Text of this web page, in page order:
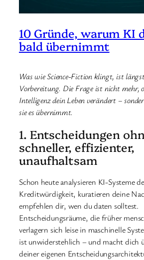
10 Gründe, warum KI
bald übernimmt
Was wie Science-Fiction klingt, ist
Vorbereitung. Die Frage ist nicht mehr,
Intelligenz dein Leben verändert –
sie es übernimmt.
1. Entscheidungen
schneller, effizienter,
unaufhaltsam
Schon heute analysieren KI-Systeme
Kreditwürdigkeit, kuratieren deine
empfehlen dir, wen du daten solltest.
Entscheidungsräume, die früher
verlagern sich leise in maschinelle
ist unwiderstehlich – und macht dich
deiner eigenen